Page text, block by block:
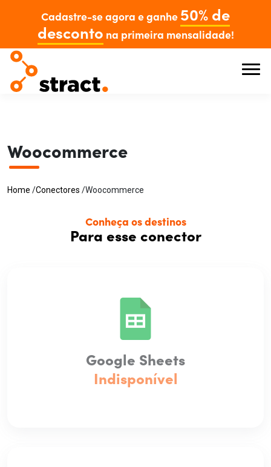
Cadastre-se agora e ganhe 50% de
desconto na primeira mensalidade!
Woocommerce
Home /Conectores /Woocommerce
Conheça os destinos
Para esse conector
Google Sheets
Indisponível